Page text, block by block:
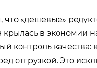
что «дешевые»
в экономии
контроль качества:
отгрузкой. Это